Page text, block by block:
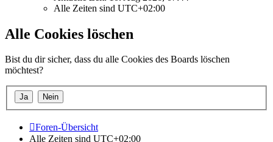
Alle Zeiten sind UTC+02:00
Alle Cookies löschen
Bist du dir sicher, dass du alle Cookies des Boards löschen
möchtest?
Foren-Übersicht
Alle Zeiten sind UTC+02:00